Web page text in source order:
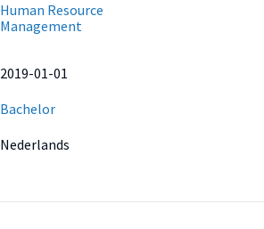
Human Resource
Management
2019-01-01
Bachelor
Nederlands